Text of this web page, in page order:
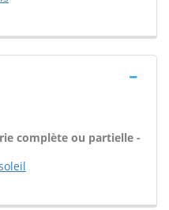
complète ou partielle -